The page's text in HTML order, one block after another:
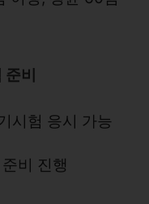
비
시험 응시 가능
비 진행